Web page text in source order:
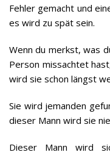
Fehler gemacht und
es wird zu spät sein.
Wenn du merkst, was
Person missachtet
wird sie schon längst
Sie wird jemanden
dieser Mann wird sie
Dieser Mann wird